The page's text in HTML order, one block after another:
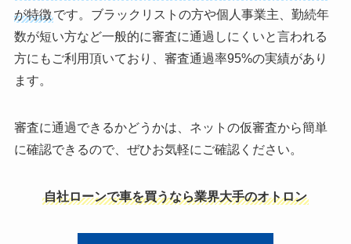
が特徴です。ブラックリストの方や個人事業主、勤続年
数が短い方など一般的に審査に通過しにくいと言われる
方にもご利用頂いており、審査通過率95%の実績があり
ます。
審査に通過できるかどうかは、ネットの仮審査から簡単
に確認できるので、ぜひお気軽にご確認ください。
自社ローンで車を買うなら業界大手のオトロン